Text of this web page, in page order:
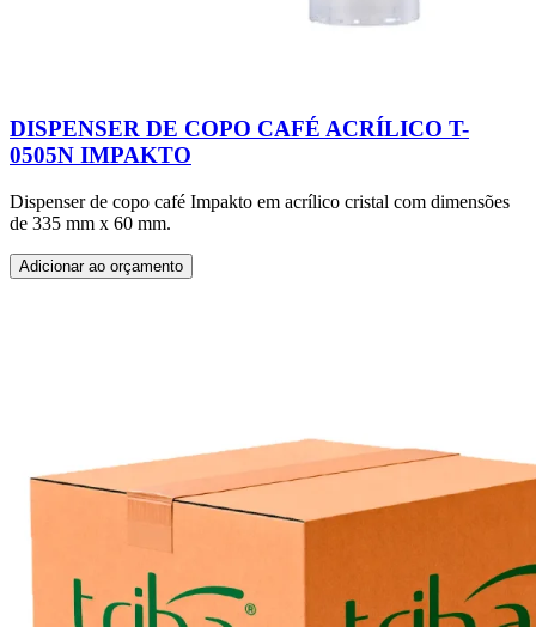
DISPENSER DE COPO CAFÉ ACRÍLICO T-
0505N IMPAKTO
Dispenser de copo café Impakto em acrílico cristal com dimensões
de 335 mm x 60 mm.
Adicionar ao orçamento